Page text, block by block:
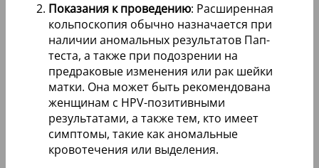
Показания к проведению: Расширенная
кольпоскопия обычно назначается при
наличии аномальных результатов Пап-
теста, а также при подозрении на
предраковые изменения или рак шейки
матки. Она может быть рекомендована
женщинам с HPV-позитивными
результатами, а также тем, кто имеет
симптомы, такие как аномальные
кровотечения или выделения.